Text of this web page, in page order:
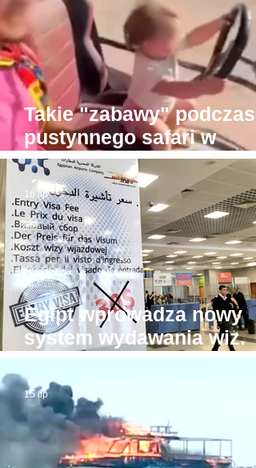
Takie "zabawy" podczas
pustynnego safari w
Hurghadzie. Co trzeba
mieć w głowie, żeby na to
pozwolić?!
Egipt wprowadza nowy
system wydawania wiz.
Będzie drożej!
16 lip
15 lip